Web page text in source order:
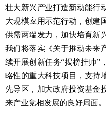
壮大新兴产业打造新动能行
大规模应用示范行动，创建
供需两端发力，加快培育新
我们将落实《关于推动未来
续开展创新任务“揭榜挂帅”
略性的重大科技项目，支持
先导区，加大政府投资基金
来产业竞相发展的良好局面